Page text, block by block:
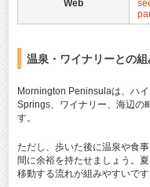
Web
温泉・ワイナリーとの組
Mornington Peninsulaは、ハ
Springs、ワイナリー、海辺の
す。
ただし、歩いた後に温泉や食
間に余裕を持たせましょう。
移動する流れが組みやすいです